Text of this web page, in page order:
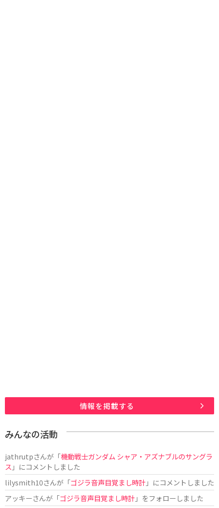
情報を掲載する
みんなの活動
jathrutpさんが「機動戦士ガンダム シャア・アズナブルのサングラ
ス 」にコメントしました
lilysmith10さんが「ゴジラ音声目覚まし時計」にコメントしました
アッキーさんが「ゴジラ音声目覚まし時計」をフォローしました